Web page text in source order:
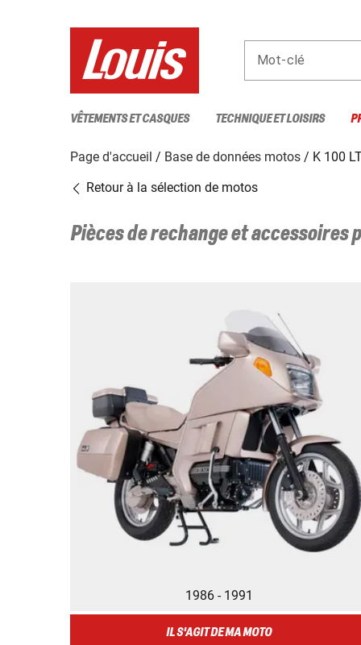
Mot-clé
VÊTEMENTS ET CASQUES TECHNIQUE ET LOISIRS
Page d'accueil Base de données motos
K 100
Retour à la sélection de motos
Pièces de rechange et accessoires
1986 - 1991
IL S'AGIT DE MA MOTO